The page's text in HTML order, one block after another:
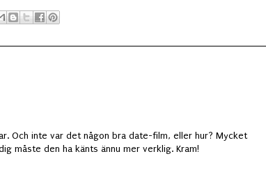
Och inte var det någon bra date-film, eller hur? Mycket
måste den ha känts ännu mer verklig. Kram!